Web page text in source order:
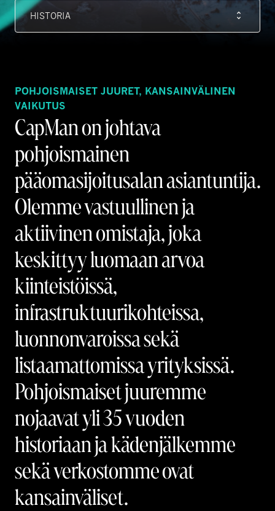
HISTORIA
POHJOISMAISET JUURET, KANSAINVÄLINEN
VAIKUTUS
CapMan on johtava
pohjoismainen
pääomasijoitusalan asiantuntija.
Olemme vastuullinen ja
aktiivinen omistaja, joka
keskittyy luomaan arvoa
kiinteistöissä,
infrastruktuurikohteissa,
luonnonvaroissa sekä
listaamattomissa yrityksissä.
Pohjoismaiset juuremme
nojaavat yli 35 vuoden
historiaan ja kädenjälkemme
sekä verkostomme ovat
kansainväliset.